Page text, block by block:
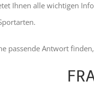
Ihnen alle wichtigen
passende Antwort